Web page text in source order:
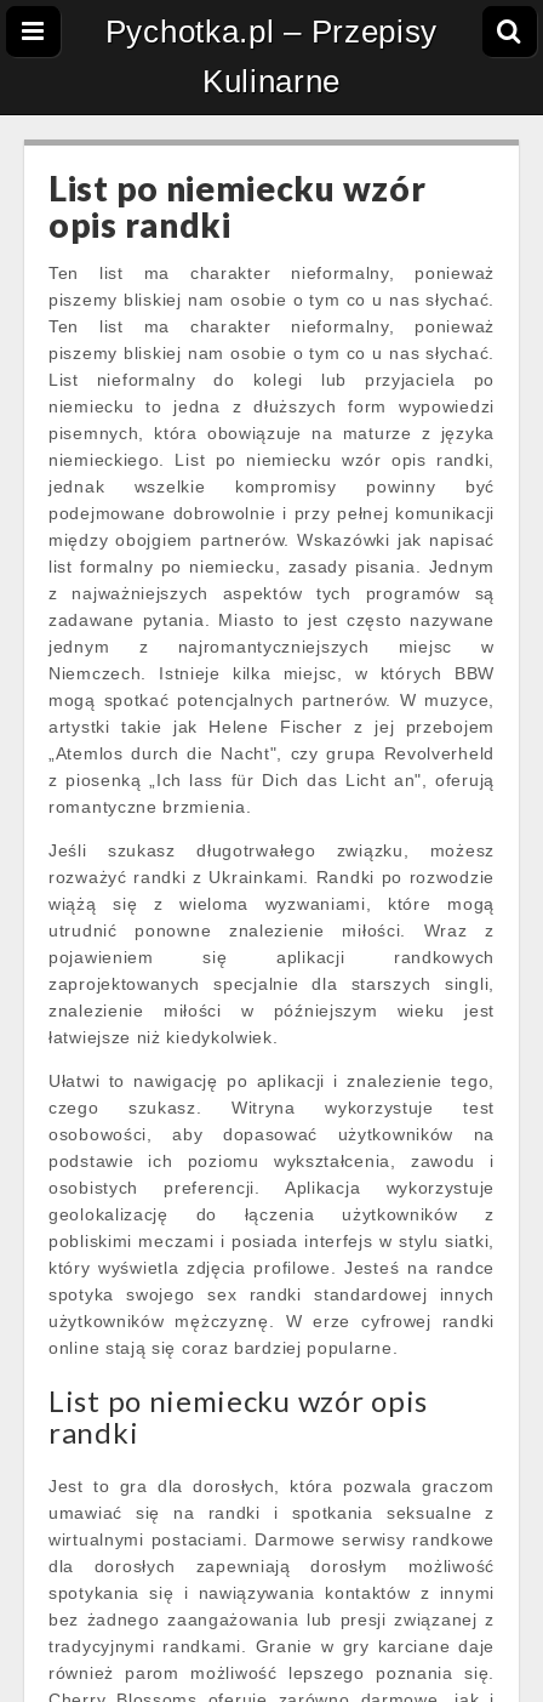
Pychotka.pl – Przepisy
Kulinarne
List po niemiecku wzór
opis randki
Ten list ma charakter nieformalny, ponieważ
piszemy bliskiej nam osobie o tym co u nas słychać.
Ten list ma charakter nieformalny, ponieważ
piszemy bliskiej nam osobie o tym co u nas słychać.
List nieformalny do kolegi lub przyjaciela po
niemiecku to jedna z dłuższych form wypowiedzi
pisemnych, która obowiązuje na maturze z języka
niemieckiego. List po niemiecku wzór opis randki,
jednak wszelkie kompromisy powinny być
podejmowane dobrowolnie i przy pełnej komunikacji
między obojgiem partnerów. Wskazówki jak napisać
list formalny po niemiecku, zasady pisania. Jednym
z najważniejszych aspektów tych programów są
zadawane pytania. Miasto to jest często nazywane
jednym z najromantyczniejszych miejsc w
Niemczech. Istnieje kilka miejsc, w których BBW
mogą spotkać potencjalnych partnerów. W muzyce,
artystki takie jak Helene Fischer z jej przebojem
„Atemlos durch die Nacht", czy grupa Revolverheld
z piosenką „Ich lass für Dich das Licht an", oferują
romantyczne brzmienia.
Jeśli szukasz długotrwałego związku, możesz
rozważyć randki z Ukrainkami. Randki po rozwodzie
wiążą się z wieloma wyzwaniami, które mogą
utrudnić ponowne znalezienie miłości. Wraz z
pojawieniem się aplikacji randkowych
zaprojektowanych specjalnie dla starszych singli,
znalezienie miłości w późniejszym wieku jest
łatwiejsze niż kiedykolwiek.
Ułatwi to nawigację po aplikacji i znalezienie tego,
czego szukasz. Witryna wykorzystuje test
osobowości, aby dopasować użytkowników na
podstawie ich poziomu wykształcenia, zawodu i
osobistych preferencji. Aplikacja wykorzystuje
geolokalizację do łączenia użytkowników z
pobliskimi meczami i posiada interfejs w stylu siatki,
który wyświetla zdjęcia profilowe. Jesteś na randce
spotyka swojego sex randki standardowej innych
użytkowników mężczyznę. W erze cyfrowej randki
online stają się coraz bardziej popularne.
List po niemiecku wzór opis
randki
Jest to gra dla dorosłych, która pozwala graczom
umawiać się na randki i spotkania seksualne z
wirtualnymi postaciami. Darmowe serwisy randkowe
dla dorosłych zapewniają dorosłym możliwość
spotykania się i nawiązywania kontaktów z innymi
bez żadnego zaangażowania lub presji związanej z
tradycyjnymi randkami. Granie w gry karciane daje
również parom możliwość lepszego poznania się.